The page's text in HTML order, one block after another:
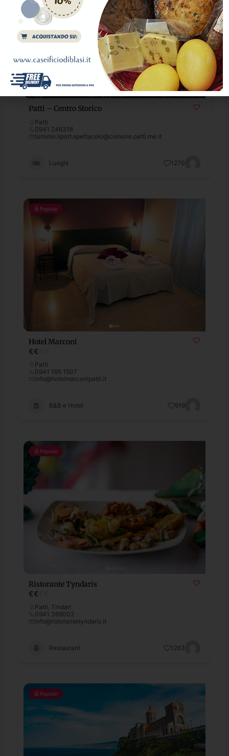
Patti – Centro Storico
Patti
0941 246318
turismo.sport.spettacolo@comune.patti.me.it
Luoghi 1270
Popular
Hotel Marconi
€€
Patti
0941 195 1507
info@hotelmarconipatti.it
B&B e Hotel 919
Popular
Ristorante Tyndaris
€€
Patti Tindari
0941 369002
info@ristorantetyndaris.it
Restaurant 1263
Popular